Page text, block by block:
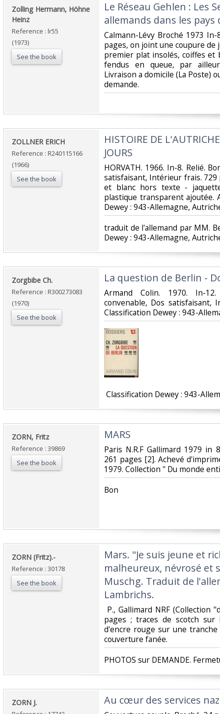
‎Zolling Hermann, Höhne
Heinz‎
Reference : lr55
(1973)
See the book
‎Le Réseau Gehlen : Les
allemands dans les pays
‎Calmann-Lévy Broché 1973
pages, on joint une coupure
premier plat insolés, coiffes
fendus en queue, par
Livraison a domicile (La Poste)
demande.‎
‎ZOLLNER ERICH‎
Reference : R240115166
(1966)
See the book
‎HISTOIRE DE
JOURS‎
‎HORVATH. 1966. In-8. Relié.
satisfaisant, Intérieur frais.
et blanc hors texte -
plastique transparent ajoutée.
Dewey : 943-Allemagne,
‎traduit de l'allemand par MM.
Dewey : 943-Allemagne,
‎Zorgbibe Ch.‎
Reference : R300273083
(1970)
See the book
‎La question de Berlin -
‎Armand Colin. 1970. In-
convenable, Dos satisfaisant,
Classification Dewey : 943-
Classification Dewey : 943-
‎ZORN, Fritz ‎
Reference : 39869
See the book
‎MARS ‎
‎Paris N.R.F Gallimard 1979 in
261 pages [2]. Achevé
1979. Collection '' Du monde
‎Bon ‎
‎ZORN (Fritz).-‎
Reference : 30178
See the book
‎Mars. "Je suis jeune et
malheureux, névrosé et
Muschg. Traduit de
Lambrichs.‎
P., Gallimard NRF (Collection
pages ; traces de scotch sur
d'encre rouge sur une
couverture fanée. ‎
‎PHOTOS sur DEMANDE.
‎ZORN J. ‎ ‎Au cœur des services